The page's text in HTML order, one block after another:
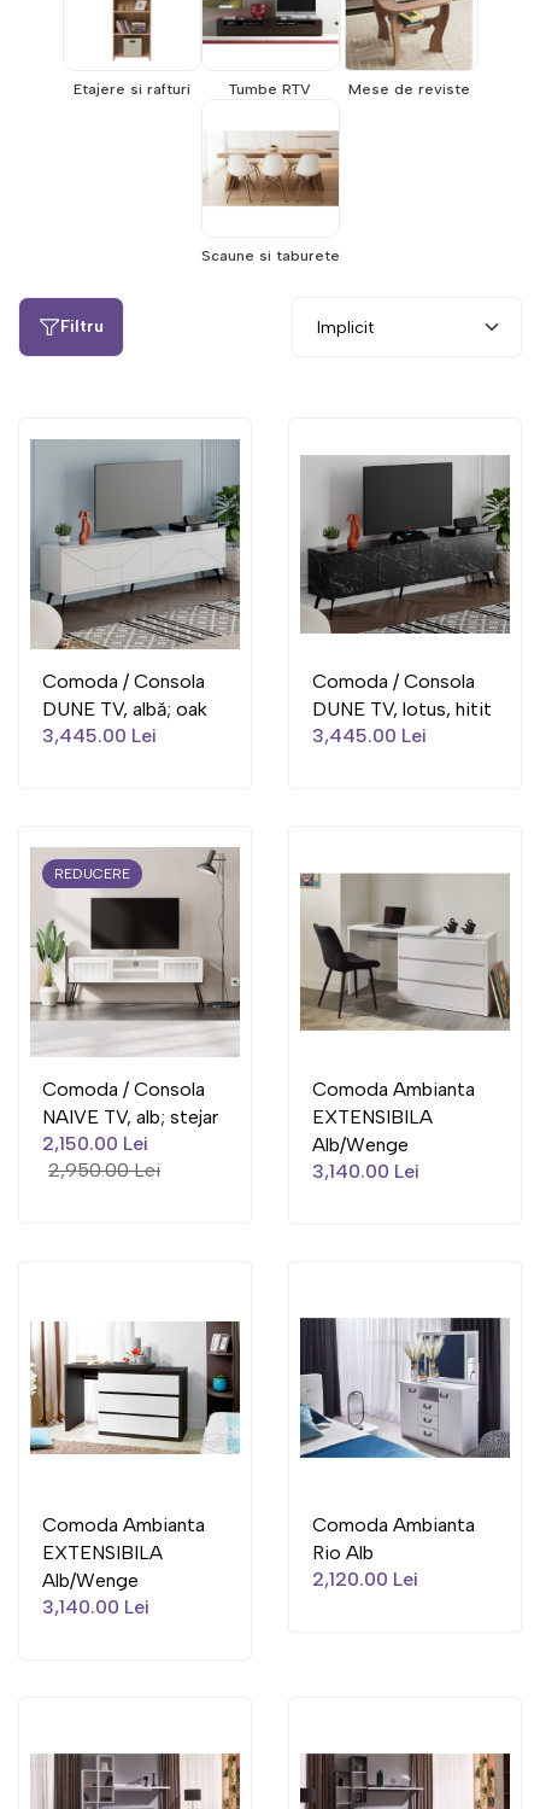
Etajere si rafturi Tumbe RTV Mese de reviste
Scaune si taburete
Filtru
Comoda / Consola
DUNE TV, albă; oak
3,445.00 Lei
Comoda / Consola
DUNE TV, lotus, hitit
3,445.00 Lei
REDUCERE
Comoda / Consola
NAIVE TV, alb; stejar
2,150.00 Lei
2,950.00 Lei
Comoda Ambianta
EXTENSIBILA
Alb/Wenge
3,140.00 Lei
Comoda Ambianta
EXTENSIBILA
Alb/Wenge
3,140.00 Lei
Comoda Ambianta
Rio Alb
2,120.00 Lei